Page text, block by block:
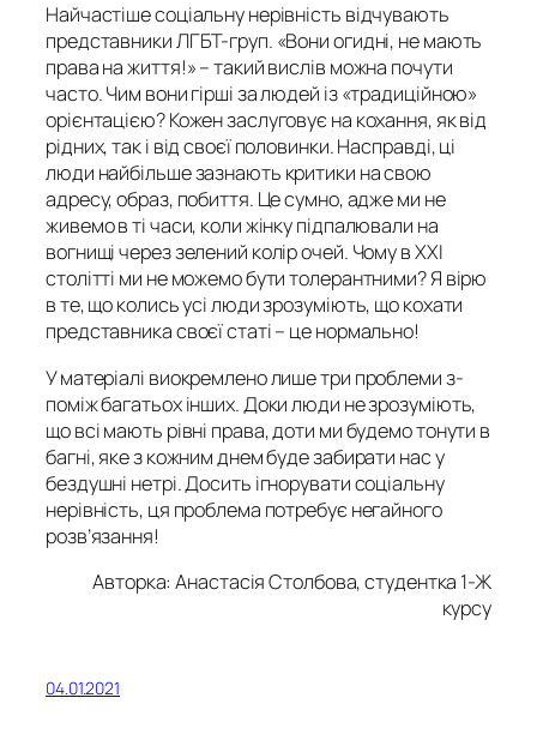
Найчастіше соціальну нерівність відчувають
представники ЛГБТ-груп. «Вони огидні, не мають
права на життя!» – такий вислів можна почути
часто. Чим вони гірші за людей із «традиційною»
орієнтацією? Кожен заслуговує на кохання, як від
рідних, так і від своєї половинки. Насправді, ці
люди найбільше зазнають критики на свою
адресу, образ, побиття. Це сумно, адже ми не
живемо в ті часи, коли жінку підпалювали на
вогнищі через зелений колір очей. Чому в ХХІ
столітті ми не можемо бути толерантними? Я вірю
в те, що колись усі люди зрозуміють, що кохати
представника своєї статі – це нормально!
У матеріалі виокремлено лише три проблеми з-
поміж багатьох інших. Доки люди не зрозуміють,
що всі мають рівні права, доти ми будемо тонути в
багні, яке з кожним днем буде забирати нас у
бездушні нетрі. Досить ігнорувати соціальну
нерівність, ця проблема потребує негайного
розв’язання!
Авторка: Анастасія Столбова, студентка 1-Ж
курсу
04.01.2021